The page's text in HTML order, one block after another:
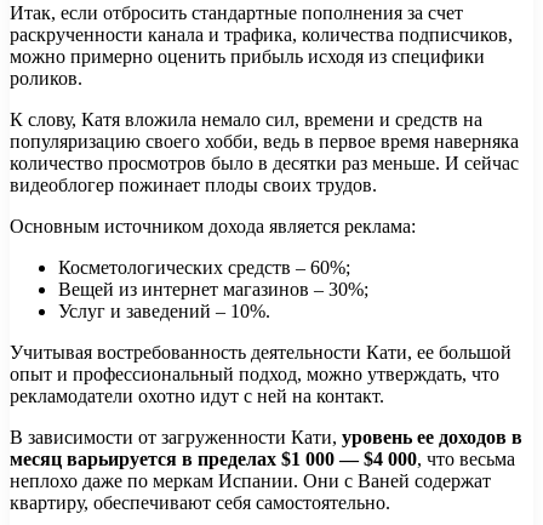
Итак, если отбросить стандартные пополнения за счет
раскрученности канала и трафика, количества подписчиков,
можно примерно оценить прибыль исходя из специфики
роликов.
К слову, Катя вложила немало сил, времени и средств на
популяризацию своего хобби, ведь в первое время наверняка
количество просмотров было в десятки раз меньше. И сейчас
видеоблогер пожинает плоды своих трудов.
Основным источником дохода является реклама:
Косметологических средств – 60%;
Вещей из интернет магазинов – 30%;
Услуг и заведений – 10%.
Учитывая востребованность деятельности Кати, ее большой
опыт и профессиональный подход, можно утверждать, что
рекламодатели охотно идут с ней на контакт.
В зависимости от загруженности Кати, уровень ее доходов в
месяц варьируется в пределах $1 000 — $4 000, что весьма
неплохо даже по меркам Испании. Они с Ваней содержат
квартиру, обеспечивают себя самостоятельно.